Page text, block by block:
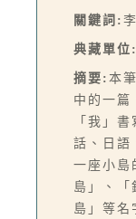
關鍵詞:
典藏單位:
摘要: 本
中的一篇
「我」
話、日語
一座小島
島」、「
島」等名